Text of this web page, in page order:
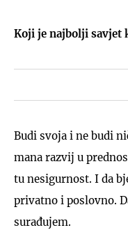
Koji je najbolji savjet
Budi svoja i ne budi
mana razvij u
tu nesigurnost. I da
privatno i poslovno.
surađujem.